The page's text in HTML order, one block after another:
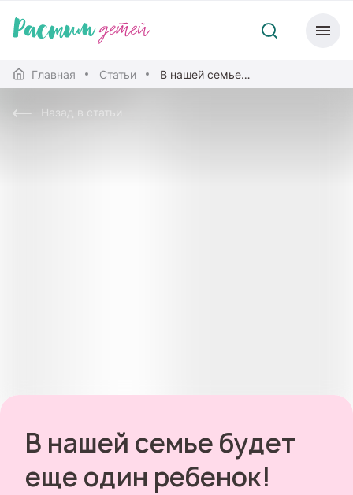
Главная Статьи В нашей семье будет еще один ребенок!
Назад в статьи
В нашей семье будет
еще один ребенок!